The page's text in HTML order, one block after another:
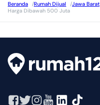
Beranda /Rumah Dijual /Jawa Barat
Harga Dibawah 500 Juta